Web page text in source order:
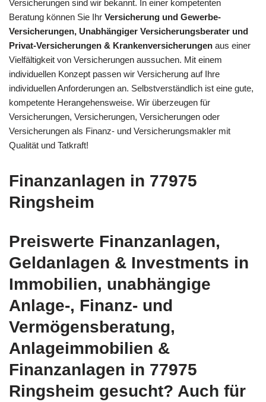
Versicherungen sind wir bekannt. In einer kompetenten
Beratung können Sie Ihr Versicherung und Gewerbe-
Versicherungen, Unabhängiger Versicherungsberater und
Privat-Versicherungen & Krankenversicherungen aus einer
Vielfältigkeit von Versicherungen aussuchen. Mit einem
individuellen Konzept passen wir Versicherung auf Ihre
individuellen Anforderungen an. Selbstverständlich ist eine gute,
kompetente Herangehensweise. Wir überzeugen für
Versicherungen, Versicherungen, Versicherungen oder
Versicherungen als Finanz- und Versicherungsmakler mit
Qualität und Tatkraft!
Finanzanlagen in 77975
Ringsheim
Preiswerte Finanzanlagen,
Geldanlagen & Investments in
Immobilien, unabhängige
Anlage-, Finanz- und
Vermögensberatung,
Anlageimmobilien &
Finanzanlagen in 77975
Ringsheim gesucht? Auch für